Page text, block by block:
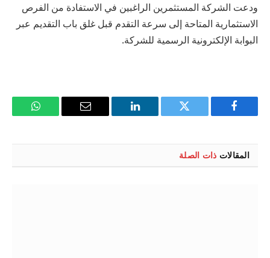
ودعت الشركة المستثمرين الراغبين في الاستفادة من الفرص
الاستثمارية المتاحة إلى سرعة التقدم قبل غلق باب التقديم عبر
البوابة الإلكترونية الرسمية للشركة.
فيسبوك تويتر لينكدإن
البريد
واتساب
المقالات ذات الصلة